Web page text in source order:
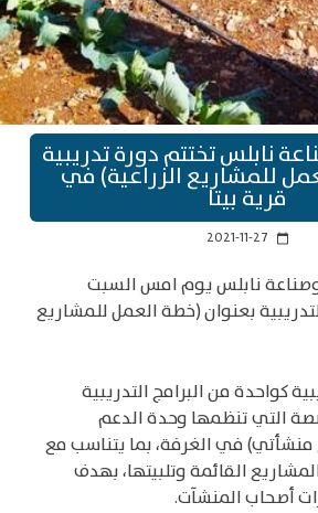
نابلس تختتم دورة تدريبية
للمشاريع الزراعية) في
قرية بيتا
calendar_today
2021-11-27
نابلس يوم امس السبت
التدريبية بعنوان (خطة العمل للمشاريع
كواحدة من البرامج التدريبية
التي تنظمها وحدة الدعم
في الغرفة، بما يتناسب مع
القائمة وتلبيتها، بهدف
أصحاب المنشآت.